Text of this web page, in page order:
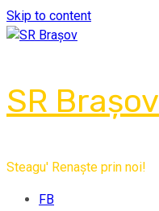
Skip to content
SR Brașov
Steagu' Renaște prin noi!
FB